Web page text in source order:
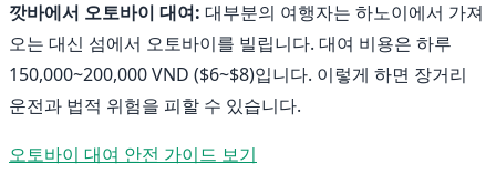
깟바에서 오토바이 대여: 대부분의 여행자는 하노이에서 가져
오는 대신 섬에서 오토바이를 빌립니다. 대여 비용은 하루
150,000~200,000 VND ($6~$8)입니다. 이렇게 하면 장거리
운전과 법적 위험을 피할 수 있습니다.
오토바이 대여 안전 가이드 보기